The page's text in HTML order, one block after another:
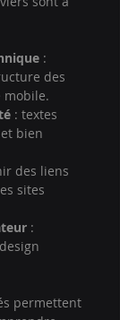
:
des
mobile.
: textes
bien
des liens
sites
:
permettent